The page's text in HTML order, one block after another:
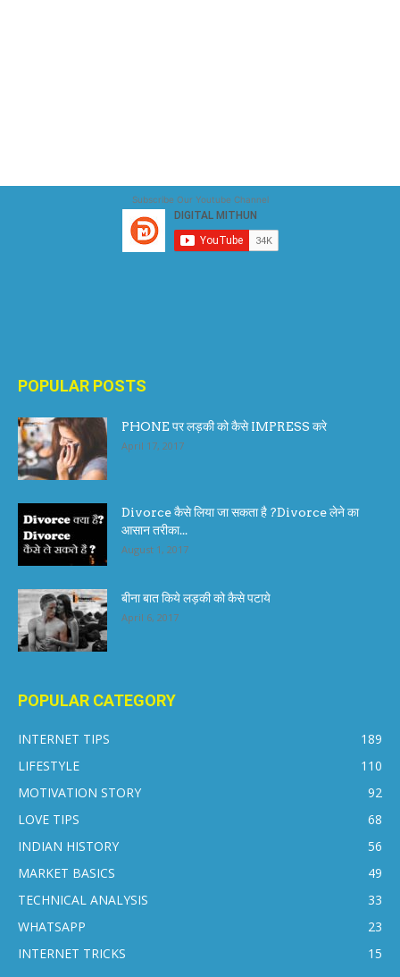
Subscribe Our Youtube Channel
POPULAR POSTS
PHONE पर लड़की को कैसे IMPRESS करे
April 17, 2017
Divorce कैसे लिया जा सकता है ?Divorce लेने का
आसान तरीका...
August 1, 2017
बीना बात किये लड़की को कैसे पटाये
April 6, 2017
POPULAR CATEGORY
INTERNET TIPS
189
LIFESTYLE
110
MOTIVATION STORY
92
LOVE TIPS
68
INDIAN HISTORY
56
MARKET BASICS
49
TECHNICAL ANALYSIS
33
WHATSAPP
23
INTERNET TRICKS
15